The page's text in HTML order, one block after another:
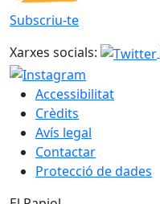
Subscriu-te
Xarxes socials:
Accessibilitat
Crèdits
Avís legal
Contactar
Protecció de dades